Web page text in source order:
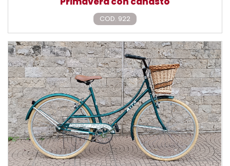
COD. 922